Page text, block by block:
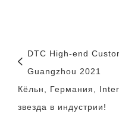
DTC High-end
Guangzhou 2021
Кёльн, Германия,
звезда в индустрии!